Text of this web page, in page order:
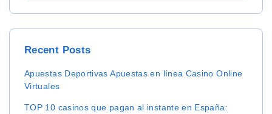
r
c
Recent Posts
Apuestas Deportivas Apuestas en línea Casino Online
Virtuales
TOP 10 casinos que pagan al instante en España: